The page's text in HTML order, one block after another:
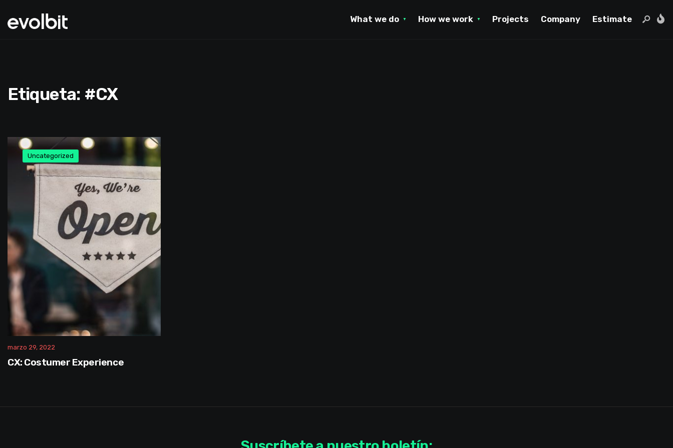
What we do How we work Projects Company Estimate
Etiqueta: #CX
Uncategorized
marzo 29, 2022
CX: Costumer Experience